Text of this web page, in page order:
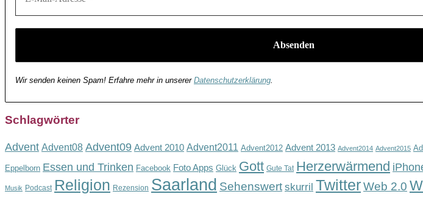
Wir senden keinen Spam! Erfahre mehr in unserer Datenschutzerklärung
Schlagwörter
Advent Advent08 Advent09 Advent 2010 Advent2011 Advent2012 Advent 2013 Advent2014 Advent2015
Eppelborn Essen und Trinken Facebook Foto Apps Glück Gott Gute Tat Herzerwärmend
Musik Podcast Religion Rezension Saarland Sehenswert skurril TwitterWeb 2.0